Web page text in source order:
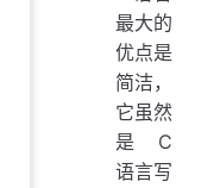
最大的
优点是
简洁，
它虽然
是 C
语言写